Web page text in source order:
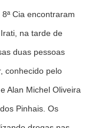
Cia encontraram
na tarde de
duas pessoas
conhecido pelo
Alan Michel Oliveira
Pinhais. Os